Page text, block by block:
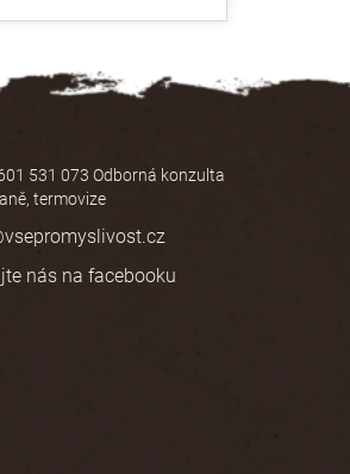
vsepromyslivost.cz
531 073 Odborná konzulta
termovize
nás na facebooku